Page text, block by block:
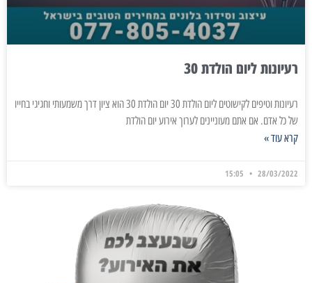
רעיונות ליום הולדת 30
רעיונות וטיפים לקישוטים ליום הולדת 30 יום הולדת 30 הוא ציון דרך משמעותי וחגיגי בחייו
של כל אדם. אם אתם מעוניינים לערוך אירוע יום הולדת
קרא עוד »
28/03/2022